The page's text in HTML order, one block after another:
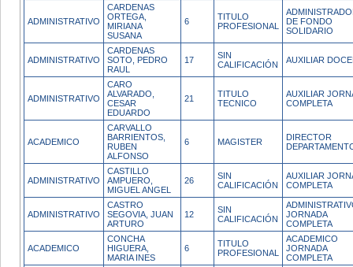
ADMINISTRATIVO
CARDENAS
ORTEGA,
MIRIANA
SUSANA
6
TITULO
PROFESIONAL
DE FONDO
SOLIDARIO
ADMINISTRATIVO
CARDENAS
SOTO, PEDRO
RAUL
17
SIN
CALIFICACIÓN
AUXILIAR
ADMINISTRATIVO
CARO
ALVARADO,
CESAR
EDUARDO
21
TITULO
TECNICO
AUXILIAR
COMPLETA
ACADEMICO
CARVALLO
BARRIENTOS,
RUBEN
ALFONSO
6 MAGISTER
DIRECTOR
ADMINISTRATIVO
CASTILLO
AMPUERO,
MIGUEL ANGEL
26
SIN
CALIFICACIÓN
AUXILIAR
COMPLETA
ADMINISTRATIVO
CASTRO
SEGOVIA, JUAN
ARTURO
12
SIN
CALIFICACIÓN
JORNADA
COMPLETA
ACADEMICO
CONCHA
HIGUERA,
MARIA INES
6
TITULO
PROFESIONAL
ACADEMICO
JORNADA
COMPLETA